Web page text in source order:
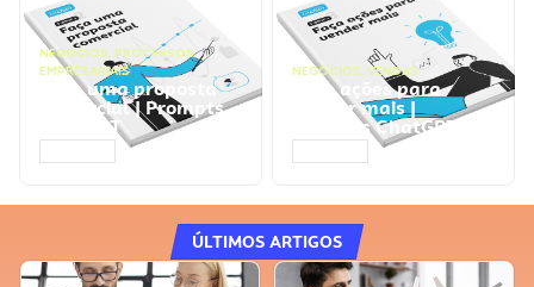
NEGÓCIOS, PROCESSOS
EMPRESARIAIS
Faça uma proposta
comercial | Prompts
ChatGPT
NEGÓCIOS, VENDAS
Faça ações para
vender mais |
Prompts ChatGPT
ÚLTIMOS ARTIGOS